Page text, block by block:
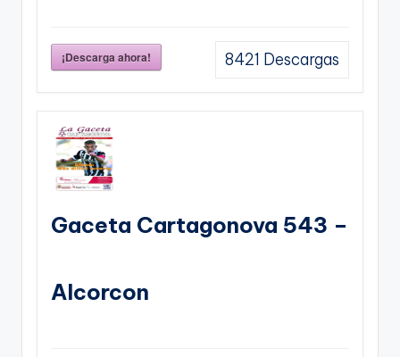
¡Descarga ahora! 8421 Descargas
Gaceta Cartagonova 543 –
Alcorcon